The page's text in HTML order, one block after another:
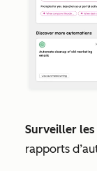
Surveiller
rapports